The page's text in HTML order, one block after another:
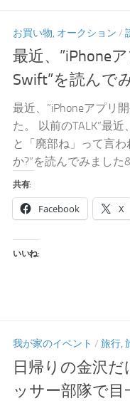
お買い物, オークション /
最近、”iPhone
Swift”を読んで
最近、”iPhoneアプリ
た。 以前のTALK”最
と「廃部ね」って言
か?”を読んでみました
共有:
Facebook X
いいね:
我が家のイベント / 旅行,
日帰りの金沢
ッサー部隊で目